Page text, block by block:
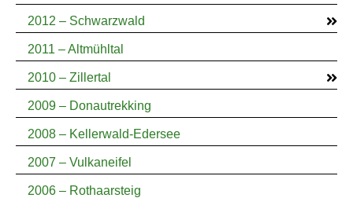
2012 – Schwarzwald
2011 – Altmühltal
2010 – Zillertal
2009 – Donautrekking
2008 – Kellerwald-Edersee
2007 – Vulkaneifel
2006 – Rothaarsteig